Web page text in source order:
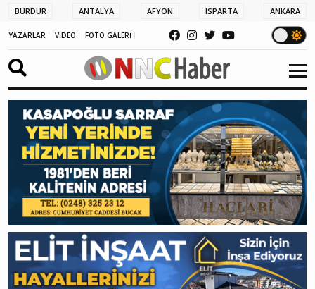
BURDUR ANTALYA AFYON ISPARTA ANKARA
YAZARLAR VİDEO FOTO GALERİ